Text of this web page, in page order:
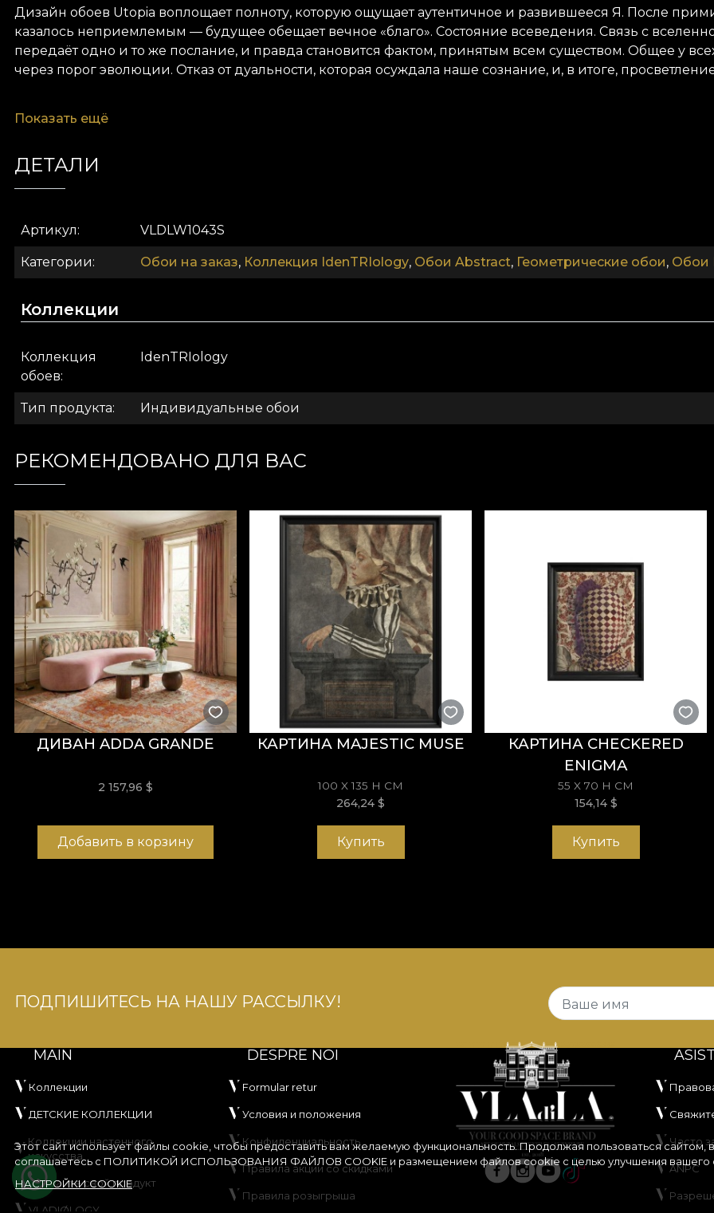
Дизайн обоев Utopia воплощает полноту, которую ощущает аутентичное и развившееся Я. После
казалось неприемлемым — будущее обещает вечное «благо». Состояние всеведения. Связь с
передаёт одно и то же послание, и правда становится фактом, принятым всем существом. Общее у
через порог эволюции. Отказ от дуальности, которая осуждала наше сознание, и, в итоге,
текстуры, чтобы вы могли выбрать ощущение, которое принесёте домой. Текстура Smooth — матовая,
ЕслиIdentiology
— про зеркальное отражение, про нахождение аутентичного «я» здесь и сейчас в
IdenTRIology — путешествие вокруг себя и за пределы Матрицы. Движение против условностей.
единственной значимой истиной. IdenTRIology означает будущее, эволюцию, перемены,
Несмотря на художественную форму, кубизм не стремится отрицать реализм. Он открывает путь к
реализм как простую общественную иллюзию.
Тема произведения анализируется, разлагается и собирается заново. Художник использует законы
создавая пространство для зрителя. В этом полотне каждый может найти то, что всегда искал в себе.
задавать вопросы и даёт смелость принимать ответы. Без осуждения. Творение отражает вас и
потерялось в рутине, в жизни без магии.
*Из любви и уважения к природе все наши обои изготовлены из натуральных, экологичных и
**House of VLAdiLA рекомендует использовать собственный клей при поклейке обоев. Так вы
редекорирования, соответствующий самым высоким стандартам качества.
Показать ещё
ДЕТАЛИ
Артикул VLDLW1043S
Категории Обои на заказ, Коллекция IdenTRIology, Обои Abstract, Геометрические обои, Обои
Коллекции
Коллекция
обоев
IdenTRIology
Тип продукта Индивидуальные обои
РЕКОМЕНДОВАНО ДЛЯ ВАС
ДИВАН ADDA GRANDE
2 157,96 $
Добавить в корзину
КАРТИНА MAJESTIC MUSE
100 X 135 H СМ
264,24$
Купить
КАРТИНА CHECKERED
ENIGMA
55 X 70 H СМ
154,14 $
Купить
Этот сайт использует файлы cookie, чтобы предоставить вам желаемую функциональность. Продолжая пользоваться сайтом,
соглашаетесь с ПОЛИТИКОЙ ИСПОЛЬЗОВАНИЯ ФАЙЛОВ COOKIE и размещением файлов cookie с целью улучшения вашего
НАСТРОЙКИ COOKIE
ПОДПИШИТЕСЬ НА НАШУ РАССЫЛКУ! Ваше имя
MAIN
Коллекции
ДЕТСКИЕ КОЛЛЕКЦИИ
Коллекции настенного
искусства
Создайте свой продукт
VLADIØLOGY
DESPRE NOI
Formular retur
Условия и положения
Конфиденциальность
Правила акции со скидками
Правила розыгрыша
Часто
ANPC